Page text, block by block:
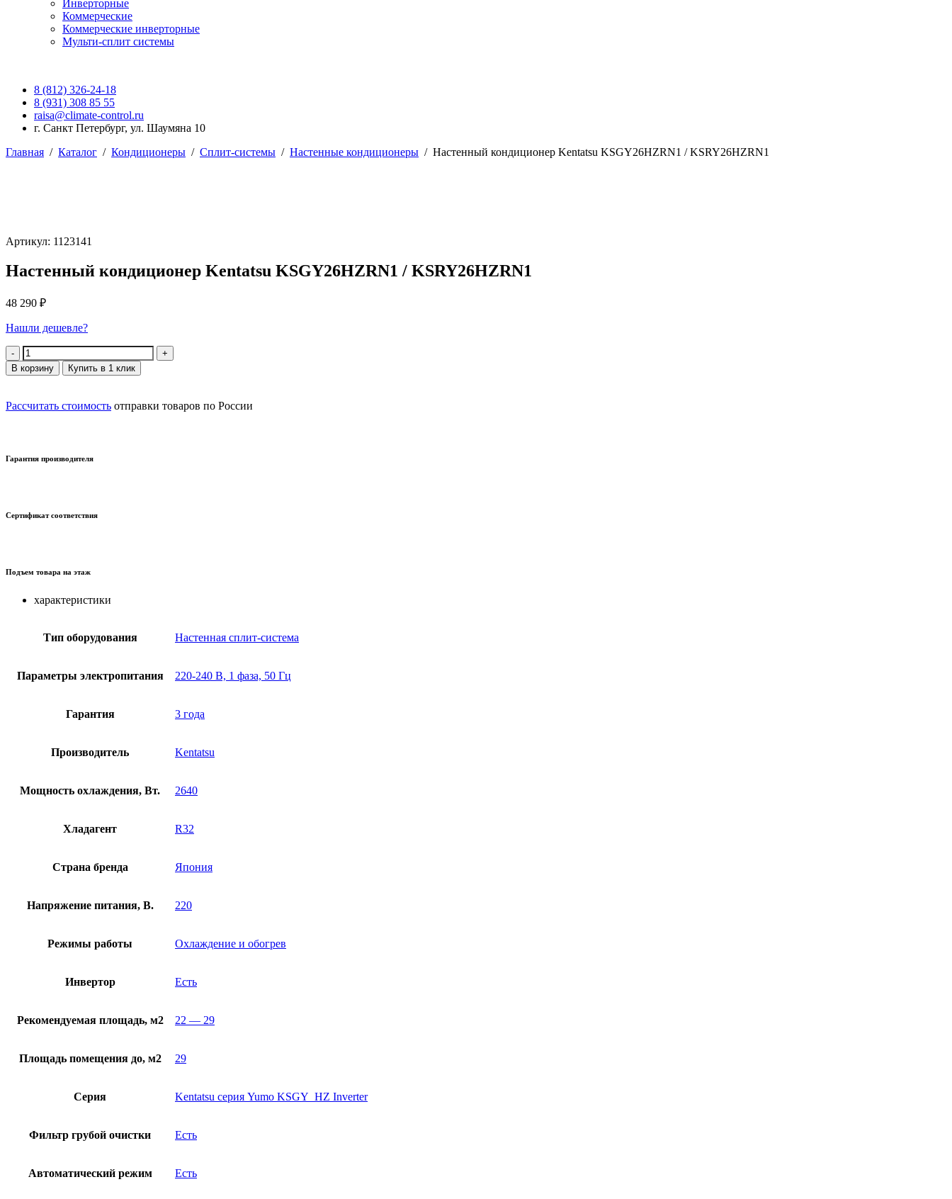
Инверторные
Коммерческие
Коммерческие инверторные
Мульти-сплит системы
8 (812) 326-24-18
8 (931) 308 85 55
raisa@climate-control.ru
г. Санкт Петербург, ул. Шаумяна 10
Главная / Каталог / Кондиционеры / Сплит-системы / Настенные кондиционеры / Настенный кондиционер Kentatsu KSGY26HZRN1 / KSRY26HZRN1
Артикул: 1123141
Настенный кондиционер Kentatsu KSGY26HZRN1 / KSRY26HZRN1
48 290 ₽
Нашли дешевле?
Количество
В корзину Купить в 1 клик
Рассчитать стоимость отправки товаров по России
Гарантия производителя
Сертификат соответствия
Подъем товара на этаж
характеристики
Тип оборудования Настенная сплит-система
Параметры электропитания 220-240 В, 1 фаза, 50 Гц
Гарантия 3 года
Производитель Kentatsu
Мощность охлаждения, Вт. 2640
Хладагент R32
Страна бренда Япония
Напряжение питания, В. 220
Режимы работы Охлаждение и обогрев
Инвертор Есть
Рекомендуемая площадь, м2 22 — 29
Площадь помещения до, м2 29
Серия Kentatsu серия Yumo KSGY_HZ Inverter
Фильтр грубой очистки Есть
Автоматический режим Есть